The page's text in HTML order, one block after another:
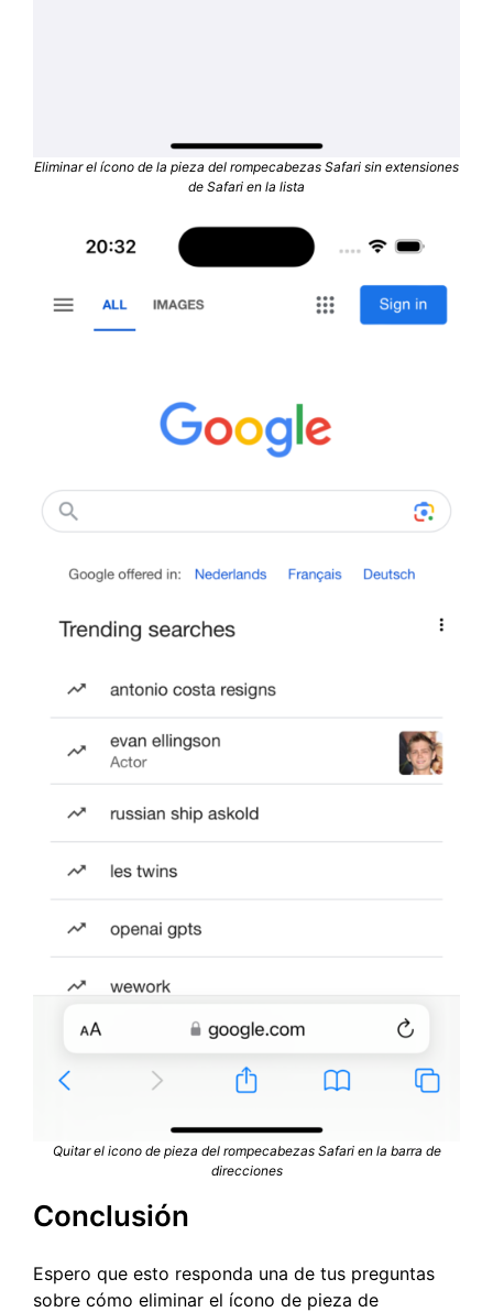
Eliminar el ícono de la pieza del rompecabezas Safari sin extensiones
de Safari en la lista
Quitar el icono de pieza del rompecabezas Safari en la barra de
direcciones
Conclusión
Espero que esto responda una de tus preguntas
sobre cómo eliminar el ícono de pieza de